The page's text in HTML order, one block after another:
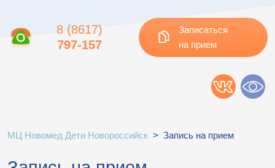
8 (8617)
797-157
Записаться
на прием
МЦ Новомед Дети Новороссийск > Запись на прием